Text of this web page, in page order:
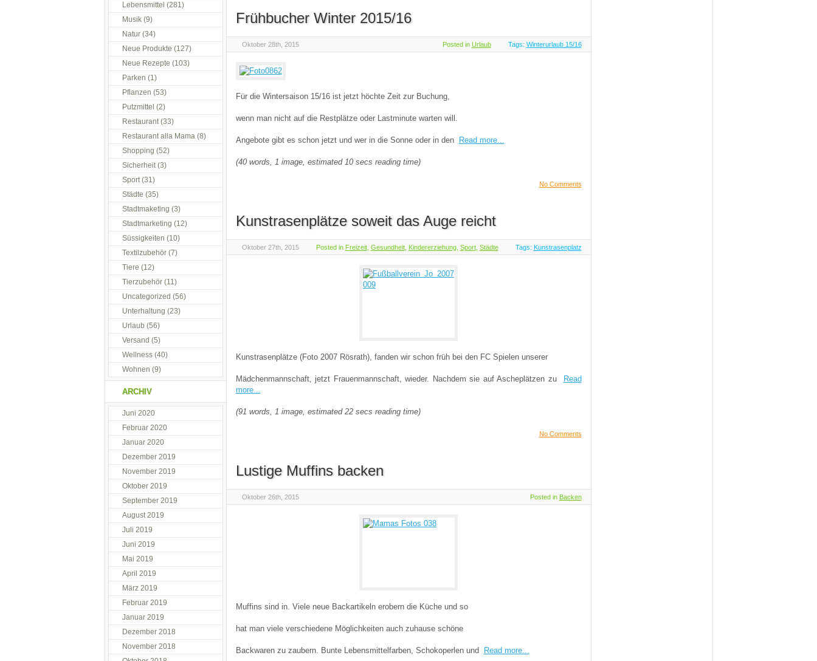
Frühbucher Winter 2015/16
Oktober 28th, 2015 Posted in Urlaub Tags: Winterurlaub 15/16
Für die Wintersaison 15/16 ist jetzt höchte Zeit zur Buchung,
wenn man nicht auf die Restplätze oder Lastminute warten will.
Angebote gibt es schon jetzt und wer in die Sonne oder in den Read more...
(40 words, 1 image, estimated 10 secs reading time)
No Comments
Kunstrasenplätze soweit das Auge reicht
Oktober 27th, 2015 Posted in Freizeit, Gesundheit, Kindererziehung, Sport, Städte Tags: Kunstrasenplatz
Kunstrasenplätze (Foto 2007 Rösrath), fanden wir schon früh bei den FC Spielen unserer
Mädchenmannschaft, jetzt Frauenmannschaft, wieder. Nachdem sie auf Ascheplätzen zu
Read
more...
(91 words, 1 image, estimated 22 secs reading time)
No Comments
Lustige Muffins backen
Oktober 26th, 2015 Posted in Backen
Muffins sind in. Viele neue Backartikeln erobern die Küche und so
hat man viele verschiedene Möglichkeiten auch zuhause schöne
Backwaren zu zaubern. Bunte Lebensmittelfarben, Schokoperlen und Read more...
Lebensmittel (281)
Musik(9)
Natur(34)
Neue Produkte (127)
Neue Rezepte (103)
Parken (1)
Pflanzen (53)
Putzmittel (2)
Restaurant(33)
Restaurant alla Mama(8)
Shopping (52)
Sicherheit(3)
Sport(31)
Städte (35)
Stadtmaketing (3)
Stadtmarketing (12)
Süssigkeiten (10)
Textilzubehör(7)
Tiere (12)
Tierzubehör(11)
Uncategorized (56)
Unterhaltung (23)
Urlaub (56)
Versand (5)
Wellness(40)
Wohnen (9)
ARCHIV
Juni 2020
Februar 2020
Januar 2020
Dezember 2019
November 2019
Oktober 2019
September 2019
August 2019
Juli 2019
Juni 2019
Mai 2019
April 2019
März 2019
Februar 2019
Januar 2019
Dezember 2018
November 2018